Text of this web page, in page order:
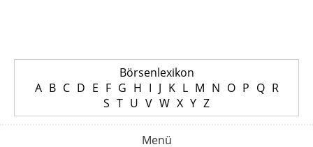
Börsenlexikon
A B C D E F G H I J K L M N O P Q R
S T U V W X Y Z
Menü